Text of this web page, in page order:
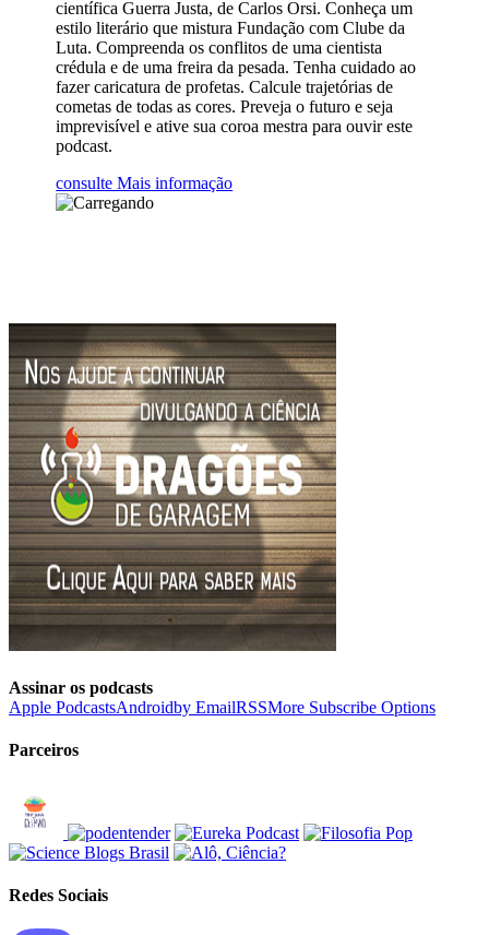
científica Guerra Justa, de Carlos Orsi. Conheça um
estilo literário que mistura Fundação com Clube da
Luta. Compreenda os conflitos de uma cientista
crédula e de uma freira da pesada. Tenha cuidado ao
fazer caricatura de profetas. Calcule trajetórias de
cometas de todas as cores. Preveja o futuro e seja
imprevisível e ative sua coroa mestra para ouvir este
podcast.
consulte Mais informação
Assinar os podcasts
Apple PodcastsAndroidby EmailRSSMore Subscribe Options
Parceiros
Redes Sociais